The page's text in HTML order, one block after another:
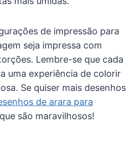
de impressão para
seja impressa com
Lembre-se que cada
uma experiência de colorir
Se quiser mais desenhos
de arara para
que são maravilhosos!